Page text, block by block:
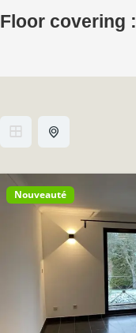
Floor covering :
Nouveauté